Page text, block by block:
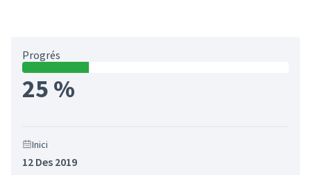
Progrés
25 %
Inici
12 Des 2019